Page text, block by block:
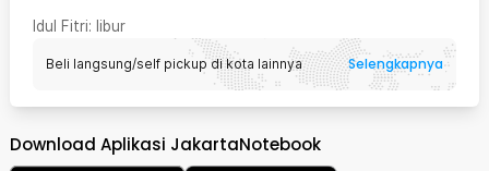
Idul Fitri: libur
Beli langsung/self pickup di kota lainnya Selengkapnya
Download Aplikasi JakartaNotebook